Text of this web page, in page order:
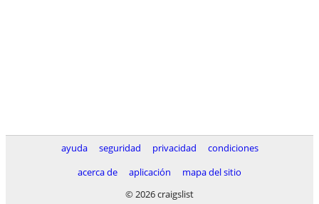
ayuda seguridad privacidad
condiciones
acerca de
aplicación
mapa del sitio
© 2026 craigslist